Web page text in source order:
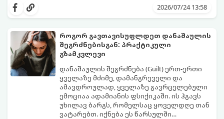
მოაცილოს და მოუთმენლად ელოდოს
წესი:
2026/07/24 13:58
როგორ გავთავისუფლდეთ დანაშაულის
შეგრძნებისგან: პრაქტიკული
გზამკვლევი
დანაშაულის შეგრძნება (Guilt) ერთ-ერთი
ყველაზე მძიმე, დამანგრეველი და
ამავდროულად, ყველაზე გავრცელებული
ემოციაა ადამიანის ფსიქიკაში. ის ჰგავს
უხილავ ბარგს, რომელსაც ყოველდღე თან
ვატარებთ. იქნება ეს წარსულში